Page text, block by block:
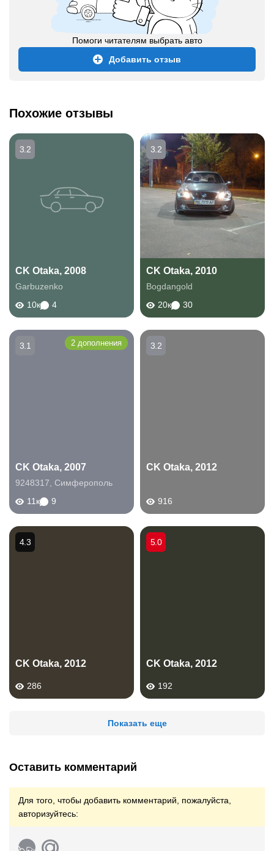
Помоги читателям выбрать авто
Добавить отзыв
Похожие отзывы
CK Otaka, 2008
Garbuzenko
10к
4
3.2
CK Otaka, 2010
Bogdangold
20к
30
3.2
CK Otaka, 2007
9248317
Симферополь
11к
9
3.1 2 дополнения
CK Otaka, 2012
916
3.2
CK Otaka, 2012
286
4.3
CK Otaka, 2012
192
5.0
Показать еще
Оставить комментарий
Для того, чтобы добавить комментарий, пожалуйста,
авторизуйтесь: